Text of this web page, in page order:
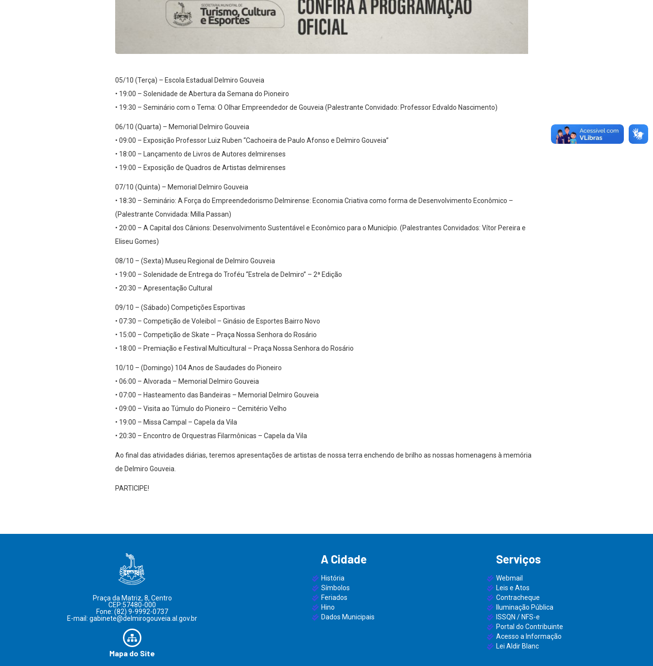
05/10 (Terça) – Escola Estadual Delmiro Gouveia
• 19:00 – Solenidade de Abertura da Semana do Pioneiro
• 19:30 – Seminário com o Tema: O Olhar Empreendedor de Gouveia (Palestrante Convidado: Professor Edvaldo Nascimento)
06/10 (Quarta) – Memorial Delmiro Gouveia
• 09:00 – Exposição Professor Luiz Ruben “Cachoeira de Paulo Afonso e Delmiro Gouveia”
• 18:00 – Lançamento de Livros de Autores delmirenses
• 19:00 – Exposição de Quadros de Artistas delmirenses
07/10 (Quinta) – Memorial Delmiro Gouveia
• 18:30 – Seminário: A Força do Empreendedorismo Delmirense: Economia Criativa como forma de Desenvolvimento Econômico –
(Palestrante Convidada: Milla Passan)
• 20:00 – A Capital dos Cânions: Desenvolvimento Sustentável e Econômico para o Município. (Palestrantes Convidados: Vítor Pereira e
Eliseu Gomes)
08/10 – (Sexta) Museu Regional de Delmiro Gouveia
• 19:00 – Solenidade de Entrega do Troféu “Estrela de Delmiro” – 2ª Edição
• 20:30 – Apresentação Cultural
09/10 – (Sábado) Competições Esportivas
• 07:30 – Competição de Voleibol – Ginásio de Esportes Bairro Novo
• 15:00 – Competição de Skate – Praça Nossa Senhora do Rosário
• 18:00 – Premiação e Festival Multicultural – Praça Nossa Senhora do Rosário
10/10 – (Domingo) 104 Anos de Saudades do Pioneiro
• 06:00 – Alvorada – Memorial Delmiro Gouveia
• 07:00 – Hasteamento das Bandeiras – Memorial Delmiro Gouveia
• 09:00 – Visita ao Túmulo do Pioneiro – Cemitério Velho
• 19:00 – Missa Campal – Capela da Vila
• 20:30 – Encontro de Orquestras Filarmônicas – Capela da Vila
Ao final das atividades diárias, teremos apresentações de artistas de nossa terra enchendo de brilho as nossas homenagens à memória
de Delmiro Gouveia.
PARTICIPE!
Praça da Matriz, 8, Centro
CEP:57480-000
Fone: (82) 9-9992-0737
E-mail: gabinete@delmirogouveia.al.gov.br
Mapa do Site
A Cidade
História
Símbolos
Feriados
Hino
Dados Municipais
Serviços
Webmail
Leis e Atos
Contracheque
Iluminação Pública
ISSQN / NFS-e
Portal do Contribuinte
Acesso a Informação
Lei Aldir Blanc